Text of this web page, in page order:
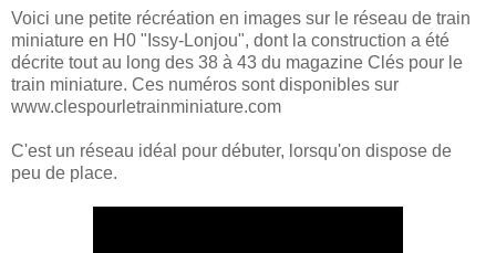
Voici une petite récréation en images sur le réseau de train
miniature en H0 "Issy-Lonjou", dont la construction a été
décrite tout au long des 38 à 43 du magazine Clés pour le
train miniature. Ces numéros sont disponibles sur
www.clespourletrainminiature.com
C'est un réseau idéal pour débuter, lorsqu'on dispose de
peu de place.